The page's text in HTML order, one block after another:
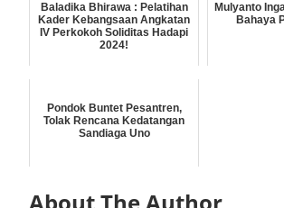
Baladika Bhirawa : Pelatihan
Kader Kebangsaan Angkatan
IV Perkokoh Soliditas Hadapi
2024!
Mulyanto
Bahaya
Pondok Buntet Pesantren,
Tolak Rencana Kedatangan
Sandiaga Uno